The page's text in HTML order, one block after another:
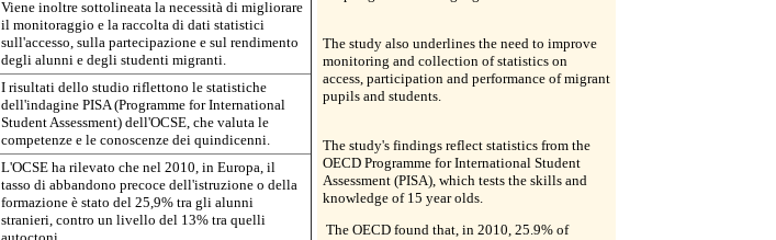
Viene inoltre sottolineata la necessità di migliorare
il monitoraggio e la raccolta di dati statistici
sull'accesso, sulla partecipazione e sul rendimento
degli alunni e degli studenti migranti.
I risultati dello studio riflettono le statistiche
dell'indagine PISA (Programme for International
Student Assessment) dell'OCSE, che valuta le
competenze e le conoscenze dei quindicenni.
L'OCSE ha rilevato che nel 2010, in Europa, il
tasso di abbandono precoce dell'istruzione o della
formazione è stato del 25,9% tra gli alunni
stranieri, contro un livello del 13% tra quelli
The study also underlines the need to improve
monitoring and collection of statistics on
access, participation and performance of migrant
pupils and students.
The study's findings reflect statistics from the
OECD Programme for International Student
Assessment (PISA), which tests the skills and
knowledge of 15 year olds.
The OECD found that, in 2010, 25.9% of